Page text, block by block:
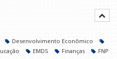
Desenvolvimento Econômico
EMDS Finanças
FNP